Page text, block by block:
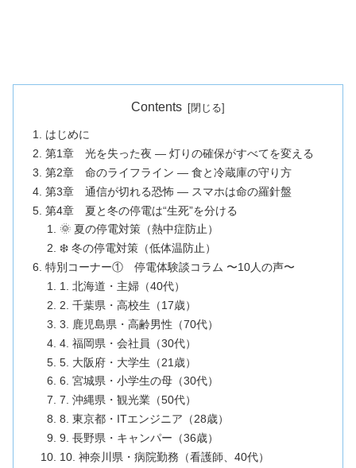
Contents
はじめに
第1章 光を失った夜 ― 灯りの確保がすべてを変える
第2章 命のライフライン ― 食と冷蔵庫の守り方
第3章 通信が切れる恐怖 ― スマホは命の羅針盤
第4章 夏と冬の停電は“生死”を分ける
🌞 夏の停電対策（熱中症防止）
❄️ 冬の停電対策（低体温防止）
特別コーナー① 停電体験談コラム 〜10人の声〜
1. 北海道・主婦（40代）
2. 千葉県・高校生（17歳）
3. 鹿児島県・高齢男性（70代）
4. 福岡県・会社員（30代）
5. 大阪府・大学生（21歳）
6. 宮城県・小学生の母（30代）
7. 沖縄県・観光業（50代）
8. 東京都・ITエンジニア（28歳）
9. 長野県・キャンパー（36歳）
10. 神奈川県・病院勤務（看護師、40代）